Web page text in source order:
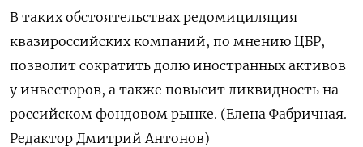
В таких обстоятельствах редомициляция
квазироссийских компаний, по мнению ЦБР,
позволит сократить долю иностранных активов
у инвесторов, а также повысит ликвидность на
российском фондовом рынке. (Елена Фабричная.
Редактор Дмитрий Антонов)